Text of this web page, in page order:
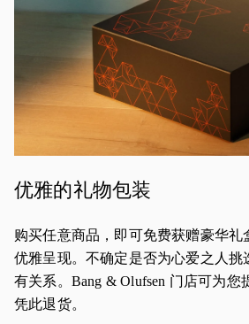
优雅的礼物包装
购买任意商品，即可免费获赠豪华礼
优雅呈现。不确定是否为心爱之人挑
有关系。Bang & Olufsen 门店可为您
凭此退货。